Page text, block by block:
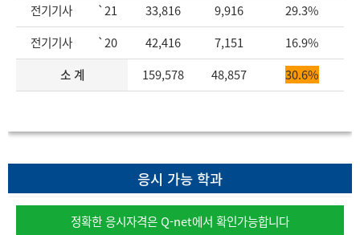
전기기사
`21 33,816 9,916
29.3%
전기기사
`20 42,416 7,151
16.9%
소 계
159,578 48,857 30.6%
응시 가능 학과
정확한 응시자격은 Q-net에서 확인가능합니다